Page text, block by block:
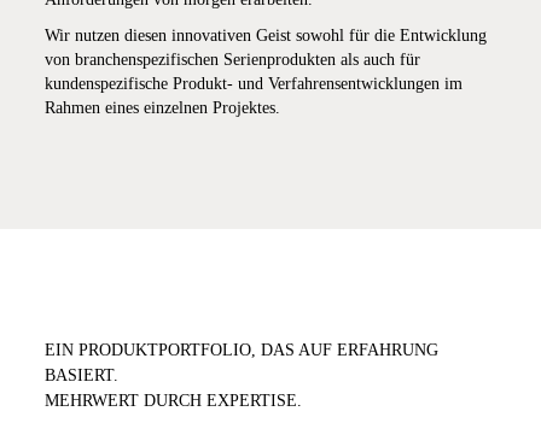
Wir nutzen diesen innovativen Geist sowohl für die Entwicklung
von branchenspezifischen Serienprodukten als auch für
kundenspezifische Produkt- und Verfahrensentwicklungen im
Rahmen eines einzelnen Projektes.
EIN PRODUKTPORTFOLIO, DAS AUF ERFAHRUNG
BASIERT.
MEHRWERT DURCH EXPERTISE.